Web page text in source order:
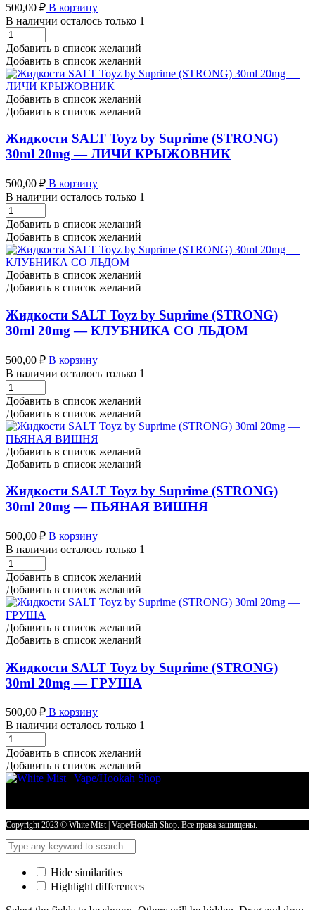
500,00 ₽ В корзину
В наличии осталось только 1
Жидкости
SALT
Toyz
by
Suprime
(STRONG)
30ml
20mg
-
ВСПЛЕСК
АЛОЭ
Добавить в список желаний
Добавить в список желаний
Добавить в список желаний
Добавить в список желаний
Жидкости SALT Toyz by Suprime (STRONG)
30ml 20mg — ЛИЧИ КРЫЖОВНИК
500,00 ₽ В корзину
В наличии осталось только 1
Жидкости
SALT
Toyz
by
Suprime
(STRONG)
30ml
20mg
-
ЛИЧИ
КРЫЖОВНИК
Добавить в список желаний
Добавить в список желаний
Добавить в список желаний
Добавить в список желаний
Жидкости SALT Toyz by Suprime (STRONG)
30ml 20mg — КЛУБНИКА СО ЛЬДОМ
500,00 ₽ В корзину
В наличии осталось только 1
Жидкости
SALT
Toyz
by
Suprime
(STRONG)
30ml
20mg
-
КЛУБНИКА
СО
количество
Добавить в список желаний
Добавить в список желаний
Добавить в список желаний
Добавить в список желаний
Жидкости SALT Toyz by Suprime (STRONG)
30ml 20mg — ПЬЯНАЯ ВИШНЯ
500,00 ₽ В корзину
В наличии осталось только 1
Жидкости
SALT
Toyz
by
Suprime
(STRONG)
30ml
20mg
-
ПЬЯНАЯ
ВИШНЯ
Добавить в список желаний
Добавить в список желаний
Добавить в список желаний
Добавить в список желаний
Жидкости SALT Toyz by Suprime (STRONG)
30ml 20mg — ГРУША
500,00 ₽ В корзину
В наличии осталось только 1
Жидкости
SALT
Toyz
by
20mg
-
ГРУША
Добавить в список желаний
Добавить в список желаний
Copyright 2023 © White Mist | Vape/Hookah Shop. Все права защищены.
Hide similarities
Highlight differences